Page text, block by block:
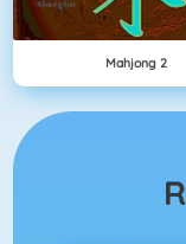
Mahjong 2